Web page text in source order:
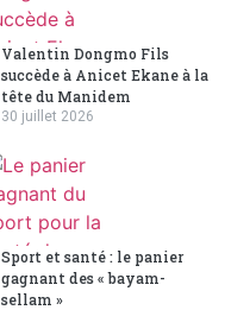
Valentin Dongmo Fils
succède à Anicet Ekane à la
tête du Manidem
30 juillet 2026
Sport et santé : le panier
gagnant des « bayam-
sellam »